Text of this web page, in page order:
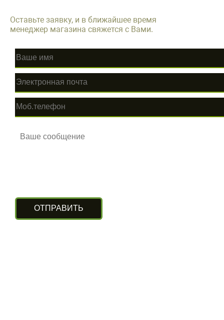
Оставьте заявку, и в ближайшее время
менеджер магазина свяжется с Вами.